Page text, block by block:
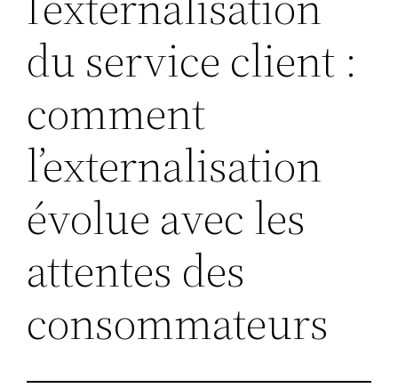
du service client :
comment
l’externalisation
évolue avec les
attentes des
consommateurs